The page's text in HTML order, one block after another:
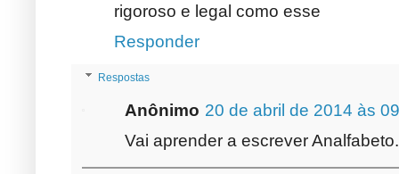
rigoroso e legal como esse
Responder
Respostas
Anônimo 20 de abril de 2014 às
Vai aprender a escrever